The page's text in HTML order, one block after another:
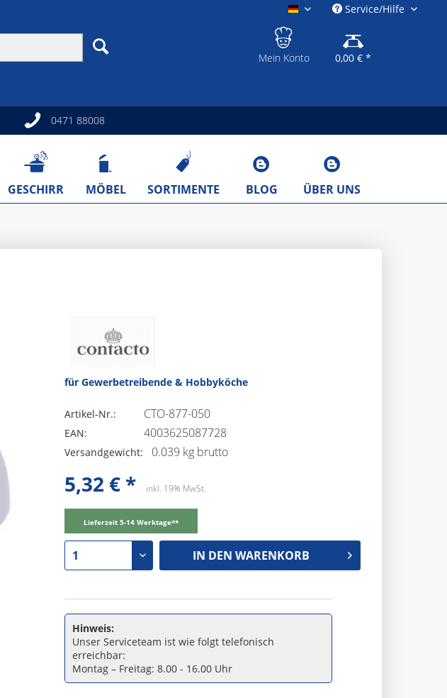
gastronomieshop.eu
Service/Hilfe
Mein Konto 0,00 € *
0471 88008
GESCHIRR MÖBEL SORTIMENTE BLOG ÜBER UNS
für Gewerbetreibende & Hobbyköche
Artikel-Nr.: CTO-877-050
EAN: 4003625087728
Versandgewicht: 0.039 kg brutto
5,32 € * inkl. 19% MwSt.
Lieferzeit 5-14 Werktage**
IN DEN WARENKORB
Hinweis:
Unser Serviceteam ist wie folgt telefonisch
erreichbar:
Montag – Freitag: 8.00 - 16.00 Uhr